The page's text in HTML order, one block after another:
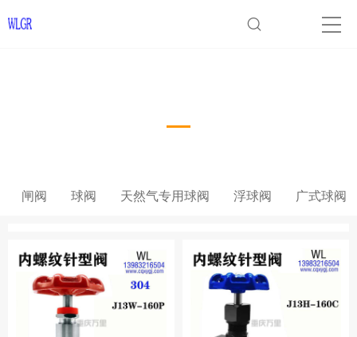
闸阀 球阀 天然气专用球阀 浮球阀 广式球阀